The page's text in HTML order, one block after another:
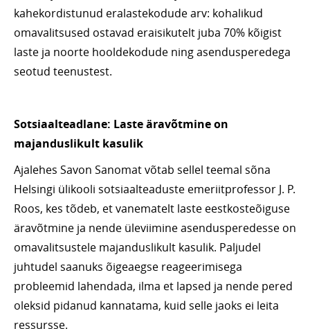
kahekordistunud eralastekodude arv: kohalikud
omavalitsused ostavad eraisikutelt juba 70% kõigist
laste ja noorte hooldekodude ning asendusperedega
seotud teenustest.
Sotsiaalteadlane: Laste äravõtmine on
majanduslikult kasulik
Ajalehes Savon Sanomat võtab sellel teemal sõna
Helsingi ülikooli sotsiaalteaduste emeriitprofessor J. P.
Roos, kes tõdeb, et vanematelt laste eestkosteõiguse
äravõtmine ja nende üleviimine asendusperedesse on
omavalitsustele majanduslikult kasulik. Paljudel
juhtudel saanuks õigeaegse reageerimisega
probleemid lahendada, ilma et lapsed ja nende pered
oleksid pidanud kannatama, kuid selle jaoks ei leita
ressursse.